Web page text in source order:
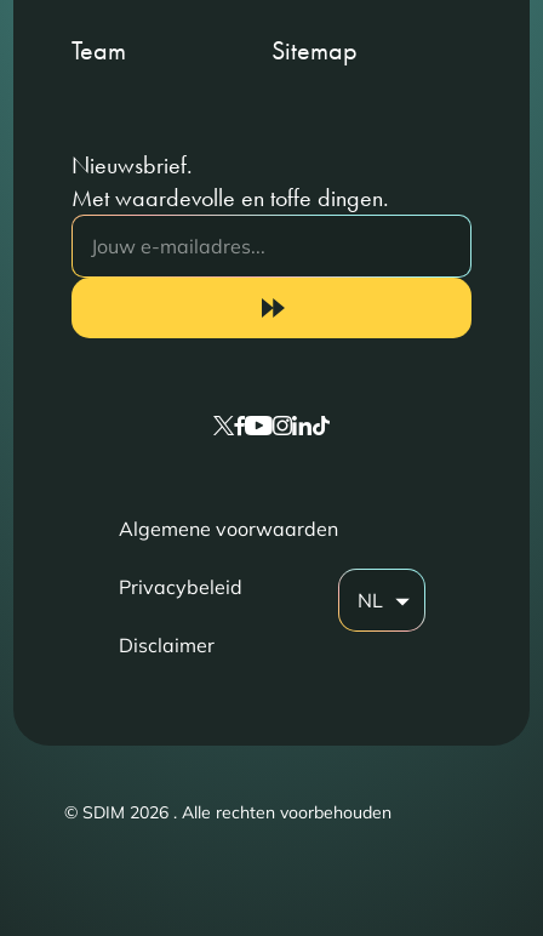
Team
Sitemap
Nieuwsbrief.
Met waardevolle en toffe dingen.
Algemene voorwaarden
Privacybeleid
Disclaimer
NL
© SDIM 2026 . Alle rechten voorbehouden